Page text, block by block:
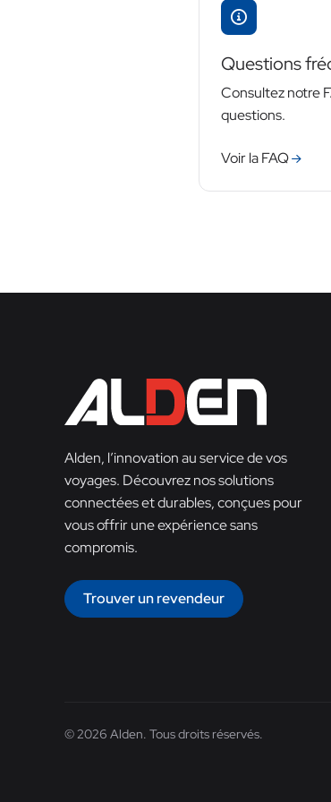
Questions
Consultez notre
questions.
Voir la FAQ
Alden, l’innovation au service de vos
voyages. Découvrez nos solutions
connectées et durables, conçues pour
vous offrir une expérience sans
compromis.
Trouver un revendeur
© 2026 Alden. Tous droits réservés.